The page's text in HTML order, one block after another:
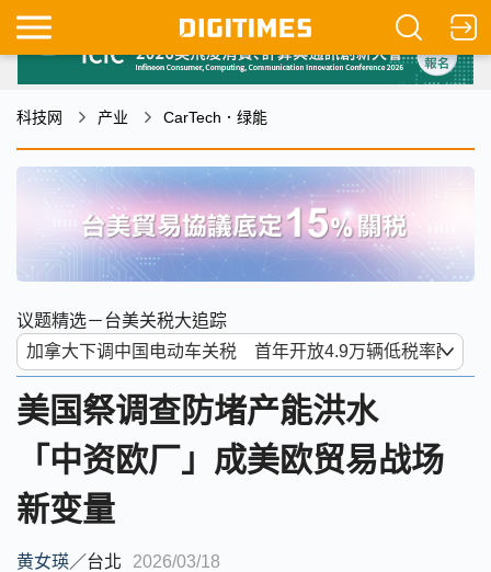
科技网 产业 CarTech．绿能
议题精选－台美关税大追踪
美国祭调查防堵产能洪水
「中资欧厂」成美欧贸易战场
新变量
黄女瑛／台北 2026/03/18